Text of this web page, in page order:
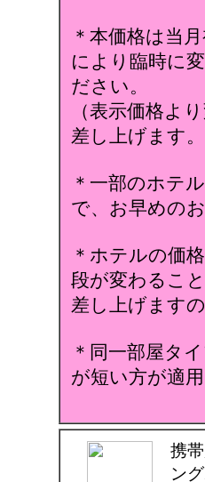
＊本価格は当
により臨時に
ださい。
（表示価格よ
差し上げます
＊一部のホテ
で、お早めの
＊ホテルの価
段が変わるこ
差し上げます
＊同一部屋タ
が短い方が適
携
ン